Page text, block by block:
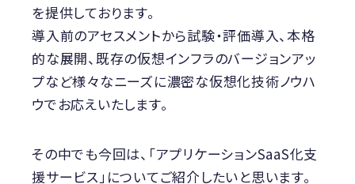
を提供しております。
導入前のアセスメントから試験・評価導入、本格
的な展開、既存の仮想インフラのバージョンアッ
プなど様々なニーズに濃密な仮想化技術ノウハ
ウでお応えいたします。
その中でも今回は、「アプリケーションSaaS化支
援サービス」についてご紹介したいと思います。